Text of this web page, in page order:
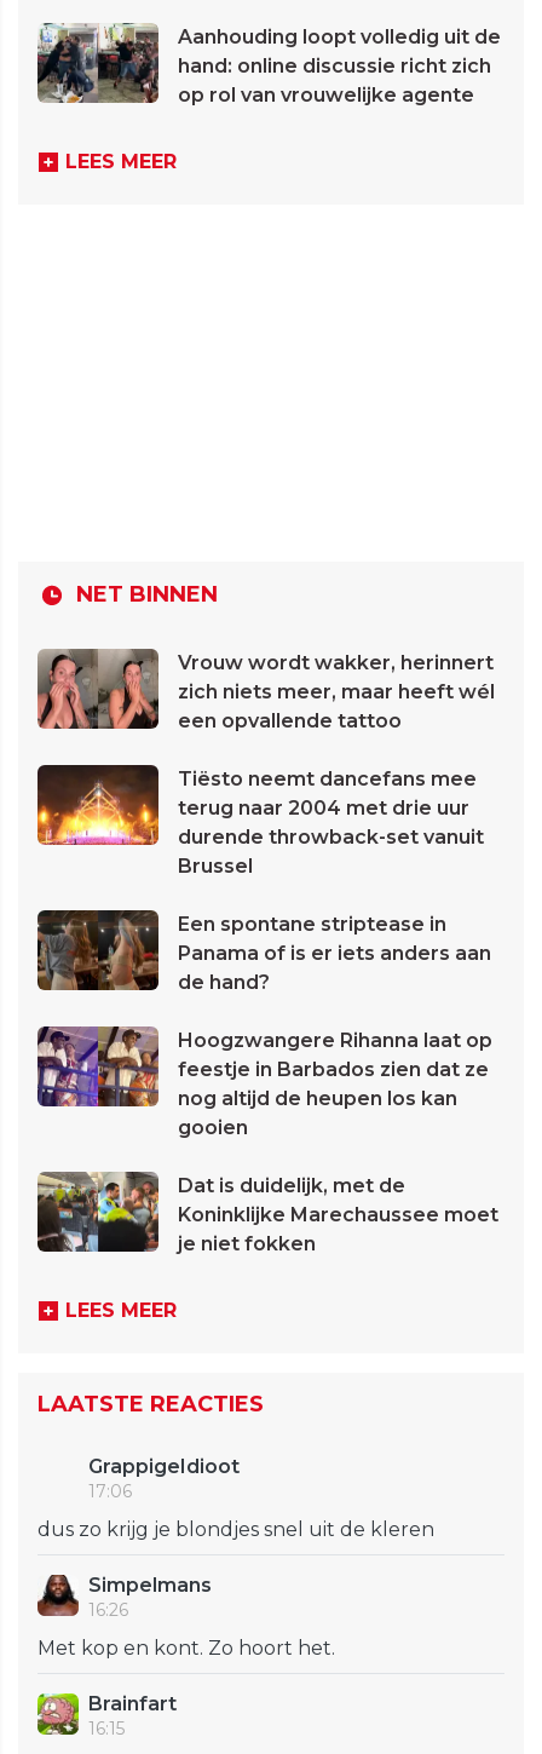
Aanhouding loopt volledig uit de
hand: online discussie richt zich
op rol van vrouwelijke agente
LEES MEER
NET BINNEN
Vrouw wordt wakker, herinnert
zich niets meer, maar heeft wél
een opvallende tattoo
Tiësto neemt dancefans mee
terug naar 2004 met drie uur
durende throwback-set vanuit
Brussel
Een spontane striptease in
Panama of is er iets anders aan
de hand?
Hoogzwangere Rihanna laat op
feestje in Barbados zien dat ze
nog altijd de heupen los kan
gooien
Dat is duidelijk, met de
Koninklijke Marechaussee moet
je niet fokken
LEES MEER
LAATSTE REACTIES
GrappigeIdioot
17:06
dus zo krijg je blondjes snel uit de kleren
Simpelmans
16:26
Met kop en kont. Zo hoort het.
Brainfart
16:15